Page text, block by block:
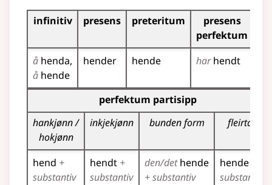
Bøyningstabell for dette verbet
infinitiv presens preteritum
presens
perfektum
å henda
å hende
hender hende harhendt
Bøyningstabell for dette verbet (partisippformer)
perfektum partisipp
hankjønn /
hokjønn
inkjekjønn bunden form fleirtal
hend +
substantiv
hendt +
substantiv
den/dethende
+ substantiv
hende
substantiv